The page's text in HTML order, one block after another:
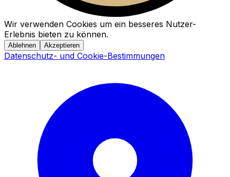
Wir verwenden Cookies um ein besseres Nutzer-
Erlebnis bieten zu können.
Ablehnen Akzeptieren
Datenschutz- und Cookie-Bestimmungen